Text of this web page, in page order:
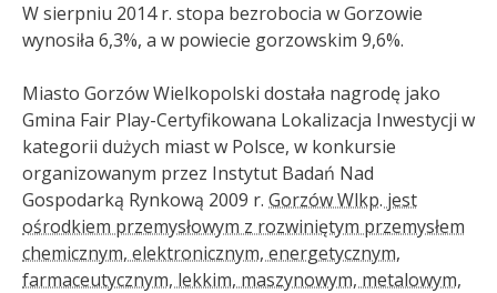
W sierpniu 2014 r. stopa bezrobocia w Gorzowie
wynosiła 6,3%, a w powiecie gorzowskim 9,6%.
Miasto Gorzów Wielkopolski dostała nagrodę jako
Gmina Fair Play-Certyfikowana Lokalizacja Inwestycji w
kategorii dużych miast w Polsce, w konkursie
organizowanym przez Instytut Badań Nad
Gospodarką Rynkową 2009 r. Gorzów Wlkp. jest
ośrodkiem przemysłowym z rozwiniętym przemysłem
chemicznym, elektronicznym, energetycznym,
farmaceutycznym, lekkim, maszynowym, metalowym,